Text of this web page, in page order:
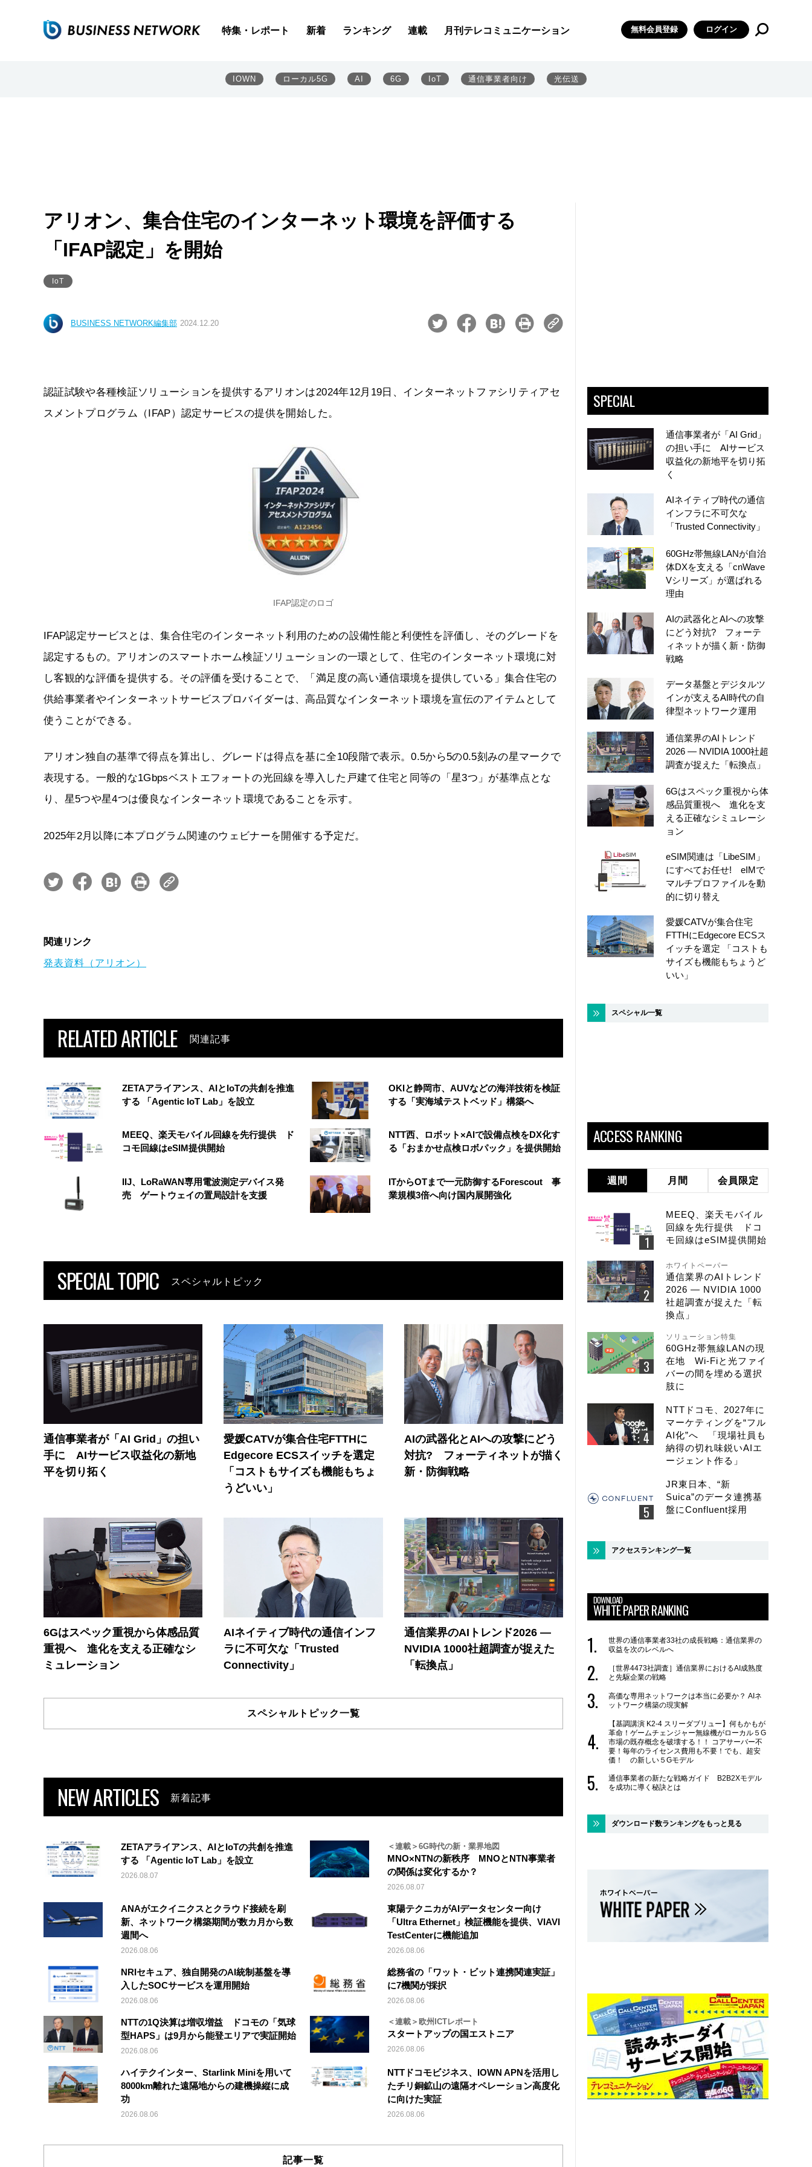
特集・レポート 新着 ランキング 連載 月刊テレコミュニケーション 無料会員登録 ログイン
IOWN ローカル5G AI 6G IoT 通信事業者向け 光伝送
アリオン、集合住宅のインターネット環境を評価する
「IFAP認定」を開始
IoT
BUSINESS NETWORK編集部 2024.12.20
認証試験や各種検証ソリューションを提供するアリオンは2024年12月19日、インターネットファシリティアセ
スメントプログラム（IFAP）認定サービスの提供を開始した。
IFAP認定のロゴ
IFAP認定サービスとは、集合住宅のインターネット利用のための設備性能と利便性を評価し、そのグレードを
認定するもの。アリオンのスマートホーム検証ソリューションの一環として、住宅のインターネット環境に対
し客観的な評価を提供する。その評価を受けることで、「満足度の高い通信環境を提供している」集合住宅の
供給事業者やインターネットサービスプロバイダーは、高品質なインターネット環境を宣伝のアイテムとして
使うことができる。
アリオン独自の基準で得点を算出し、グレードは得点を基に全10段階で表示。0.5から5の0.5刻みの星マークで
表現する。一般的な1Gbpsベストエフォートの光回線を導入した戸建て住宅と同等の「星3つ」が基準点とな
り、星5つや星4つは優良なインターネット環境であることを示す。
2025年2月以降に本プログラム関連のウェビナーを開催する予定だ。
関連リンク
発表資料（アリオン）
RELATED ARTICLE 関連記事
ZETAアライアンス、AIとIoTの共創を推進
する 「Agentic IoT Lab」を設立
OKIと静岡市、AUVなどの海洋技術を検証
する「実海域テストベッド」構築へ
MEEQ、楽天モバイル回線を先行提供 ド
コモ回線はeSIM提供開始
NTT西、ロボット×AIで設備点検をDX化す
る「おまかせ点検ロボパック」を提供開始
IIJ、LoRaWAN専用電波測定デバイス発
売 ゲートウェイの置局設計を支援
ITからOTまで一元防御するForescout 事
業規模3倍へ向け国内展開強化
SPECIAL TOPIC スペシャルトピック
通信事業者が「AI Grid」の担い
手に AIサービス収益化の新地
平を切り拓く
愛媛CATVが集合住宅FTTHに
Edgecore ECSスイッチを選定
「コストもサイズも機能もちょ
うどいい」
AIの武器化とAIへの攻撃にどう
対抗? フォーティネットが描く
新・防御戦略
6Gはスペック重視から体感品質
重視へ 進化を支える正確なシ
ミュレーション
AIネイティブ時代の通信インフ
ラに不可欠な「Trusted
Connectivity」
通信業界のAIトレンド2026 ―
NVIDIA 1000社超調査が捉えた
「転換点」
スペシャルトピック一覧
NEW ARTICLES 新着記事
ZETAアライアンス、AIとIoTの共創を推進
する 「Agentic IoT Lab」を設立
2026.08.07
＜連載＞6G時代の新・業界地図
MNO×NTNの新秩序 MNOとNTN事業者
の関係は変化するか？
2026.08.07
ANAがエクイニクスとクラウド接続を刷
新、ネットワーク構築期間が数カ月から数
週間へ
2026.08.06
東陽テクニカがAIデータセンター向け
「Ultra Ethernet」検証機能を提供、VIAVI
TestCenterに機能追加
2026.08.06
NRIセキュア、独自開発のAI統制基盤を導
入したSOCサービスを運用開始
2026.08.06
総務省の「ワット・ビット連携関連実証」
に7機関が採択
2026.08.06
NTTの1Q決算は増収増益 ドコモの「気球
型HAPS」は9月から能登エリアで実証開始
2026.08.06
＜連載＞欧州ICTレポート
スタートアップの国エストニア
2026.08.06
ハイテクインター、Starlink Miniを用いて
8000km離れた遠隔地からの建機操縦に成
功
2026.08.06
NTTドコモビジネス、IOWN APNを活用し
たチリ銅鉱山の遠隔オペレーション高度化
に向けた実証
2026.08.06
記事一覧
SPECIAL
通信事業者が「AI Grid」
の担い手に AIサービス
収益化の新地平を切り拓
く
AIネイティブ時代の通信
インフラに不可欠な
「Trusted Connectivity」
60GHz帯無線LANが自治
体DXを支える「cnWave
Vシリーズ」が選ばれる
理由
AIの武器化とAIへの攻撃
にどう対抗? フォーテ
ィネットが描く新・防御
戦略
データ基盤とデジタルツ
インが支えるAI時代の自
律型ネットワーク運用
通信業界のAIトレンド
2026 ― NVIDIA 1000社超
調査が捉えた「転換点」
6Gはスペック重視から体
感品質重視へ 進化を支
える正確なシミュレーシ
ョン
eSIM関連は「LibeSIM」
にすべてお任せ! eIMで
マルチプロファイルを動
的に切り替え
愛媛CATVが集合住宅
FTTHにEdgecore ECSス
イッチを選定 「コストも
サイズも機能もちょうど
いい」
スペシャル一覧
ACCESS RANKING
週間 月間 会員限定
MEEQ、楽天モバイル
回線を先行提供 ドコ
モ回線はeSIM提供開始
ホワイトペーパー
通信業界のAIトレンド
2026 ― NVIDIA 1000
社超調査が捉えた「転
換点」
ソリューション特集
60GHz帯無線LANの現
在地 Wi-Fiと光ファイ
バーの間を埋める選択
肢に
NTTドコモ、2027年に
マーケティングを“フル
AI化”へ 「現場社員も
納得の切れ味鋭いAIエ
ージェント作る」
JR東日本、“新
Suica”のデータ連携基
盤にConfluent採用
アクセスランキング一覧
DOWNLOAD
WHITE PAPER RANKING
世界の通信事業者33社の成長戦略：通信業界の
収益を次のレベルへ
［世界4473社調査］通信業界におけるAI成熟度
と先駆企業の戦略
高価な専用ネットワークは本当に必要か？ AIネ
ットワーク構築の現実解
【基調講演 K2-4 スリーダブリュー】何もかもが
革命！ゲームチェンジャー無線機がローカル５G
市場の既存概念を破壊する！！ コアサーバー不
要！毎年のライセンス費用も不要！でも、超安
価！ の新しい５Gモデル
通信事業者の新たな戦略ガイド B2B2Xモデル
を成功に導く秘訣とは
ダウンロード数ランキングをもっと見る